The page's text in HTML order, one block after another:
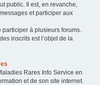
public. Il est, en revanche,
et participer aux
participer à plusieurs forums.
inscrits est l’objet de la
Rares Info Service en
et de son site internet.